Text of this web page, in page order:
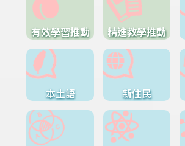
有效學習推動 精進教學推動
本土語 新住民